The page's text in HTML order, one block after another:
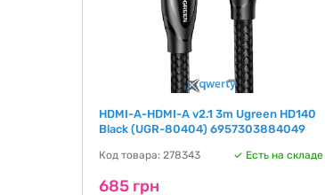
HDMI-A-HDMI-A v2.1 3m Ugreen HD140
Black (UGR-80404) 6957303884049
Код товара: 278343 Есть на складе
685 грн